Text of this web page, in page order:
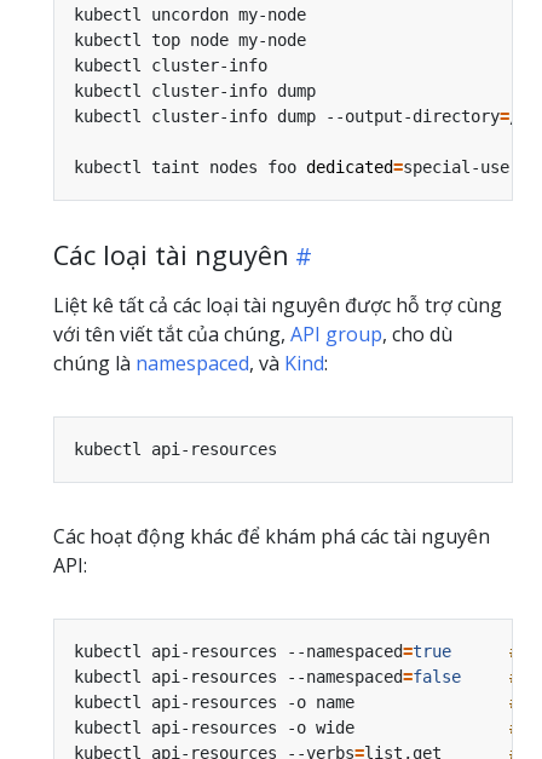
kubectl uncordon
kubectl top node
kubectl
kubectl cluster-
kubectl cluster-info dump --output-directory=
kubectl taint nodes foo dedicated=
Các loại tài nguyên
Liệt kê tất cả các loại tài nguyên được hỗ trợ cùng
với tên viết tắt của chúng, API group, cho dù
chúng là namespaced, và Kind:
Các hoạt động khác để khám phá các tài nguyên
API:
kubectl api-resources --namespaced=true
#
kubectl api-resources --namespaced=false
#
kubectl api-resources -o name #
kubectl api-resources -o wide #
kubectl api-resources --verbs=list,get #